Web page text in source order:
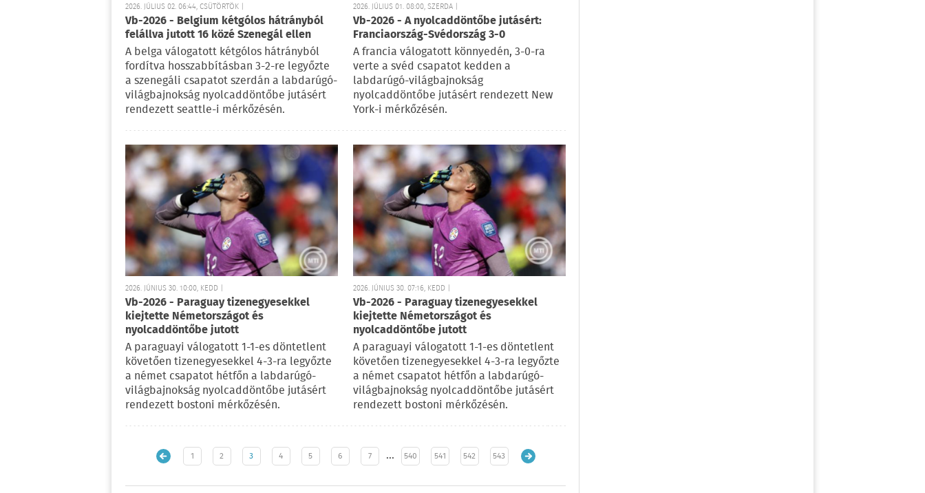
2026. JÚLIUS 02. 06:44, CSÜTÖRTÖK |
Vb-2026 - Belgium kétgólos hátrányból
felállva jutott 16 közé Szenegál ellen
A belga válogatott kétgólos hátrányból
fordítva hosszabbításban 3-2-re legyőzte
a szenegáli csapatot szerdán a labdarúgó-
világbajnokság nyolcaddöntőbe jutásért
rendezett seattle-i mérkőzésén.
2026. JÚLIUS 01. 08:00, SZERDA |
Vb-2026 - A nyolcaddöntőbe jutásért:
Franciaország-Svédország 3-0
A francia válogatott könnyedén, 3-0-ra
verte a svéd csapatot kedden a
labdarúgó-világbajnokság
nyolcaddöntőbe jutásért rendezett New
York-i mérkőzésén.
2026. JÚNIUS 30. 10:00, KEDD |
Vb-2026 - Paraguay tizenegyesekkel
kiejtette Németországot és
nyolcaddöntőbe jutott
A paraguayi válogatott 1-1-es döntetlent
követően tizenegyesekkel 4-3-ra legyőzte
a német csapatot hétfőn a labdarúgó-
világbajnokság nyolcaddöntőbe jutásért
rendezett bostoni mérkőzésén.
2026. JÚNIUS 30. 07:16, KEDD |
Vb-2026 - Paraguay tizenegyesekkel
kiejtette Németországot és
nyolcaddöntőbe jutott
A paraguayi válogatott 1-1-es döntetlent
követően tizenegyesekkel 4-3-ra legyőzte
a német csapatot hétfőn a labdarúgó-
világbajnokság nyolcaddöntőbe jutásért
rendezett bostoni mérkőzésén.
1 2 3 4 5 6 7 … 540 541 542 543